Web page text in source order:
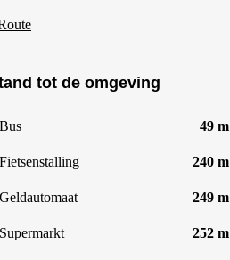
tot de omgeving
Bus 49 m
Fietsenstalling 240 m
Geldautomaat 249 m
Supermarkt 252 m